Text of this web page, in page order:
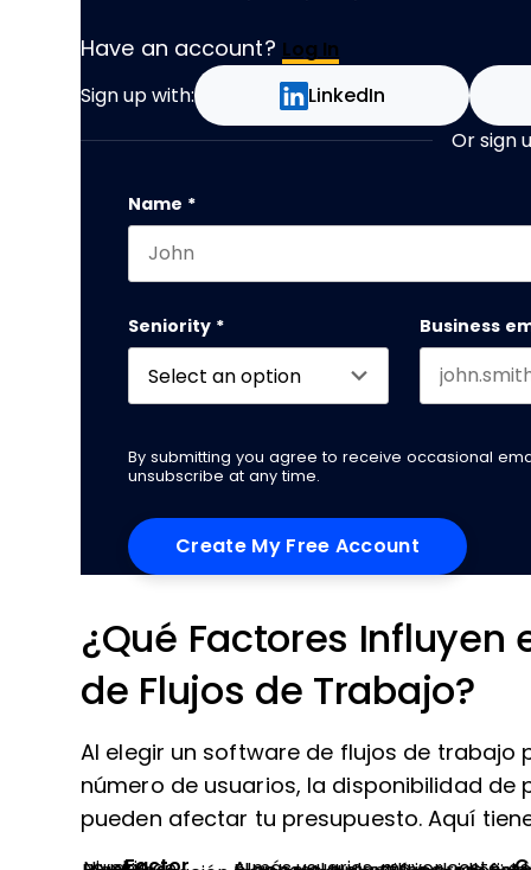
Have an account? Log In
Sign up with: LinkedIn
Or sign
X/Twitter
Name *
Seniority * Business
By submitting you agree to receive occasional
unsubscribe at any time.
¿Qué Factores Influyen
de Flujos de Trabajo?
Al elegir un software de flujos de trabajo
número de usuarios, la disponibilidad
pueden afectar tu presupuesto. Aquí
Factor